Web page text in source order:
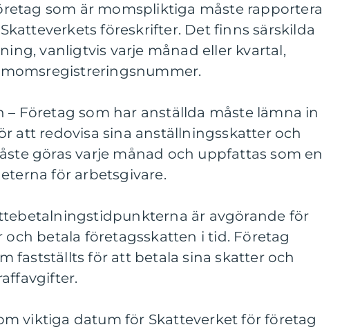
som är momspliktiga måste rapportera
föreskrifter. Det finns särskilda
vanligtvis varje månad eller kvartal,
– Företag som har anställda måste lämna in
att redovisa sina anställningsskatter och
göras varje månad och uppfattas som en
för arbetsgivare.
är avgörande för
betala företagsskatten i tid. Företag
fastställts för att betala sina skatter och
viktiga datum för Skatteverket för företag